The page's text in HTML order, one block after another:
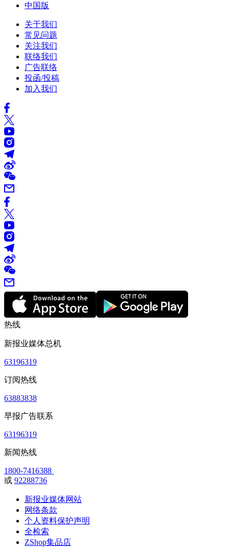
中国版
关于我们
常见问题
关注我们
联络我们
广告联络
投函/投稿
加入我们
热线
新报业媒体总机
63196319
订阅热线
63883838
早报广告联系
63196319
新闻热线
1800-7416388
或 92288736
新报业媒体网站
网络条款
个人资料保护声明
全检索
ZShop集品店